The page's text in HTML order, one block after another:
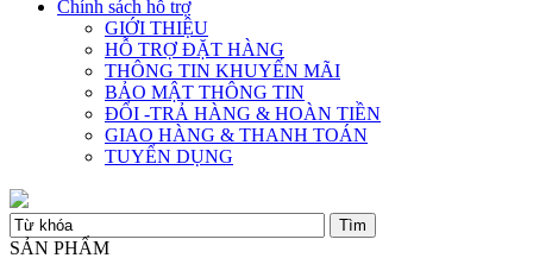
Chính sách hỗ trợ
GIỚI THIỆU
HỖ TRỢ ĐẶT HÀNG
THÔNG TIN KHUYẾN MÃI
BẢO MẬT THÔNG TIN
ĐỔI -TRẢ HÀNG & HOÀN TIỀN
GIAO HÀNG & THANH TOÁN
TUYỂN DỤNG
SẢN PHẨM